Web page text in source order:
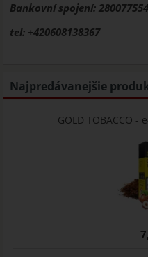
Bankovní spojení:
tel: +420608138367
Najpredávanejšie
GOLD TOBACCO -